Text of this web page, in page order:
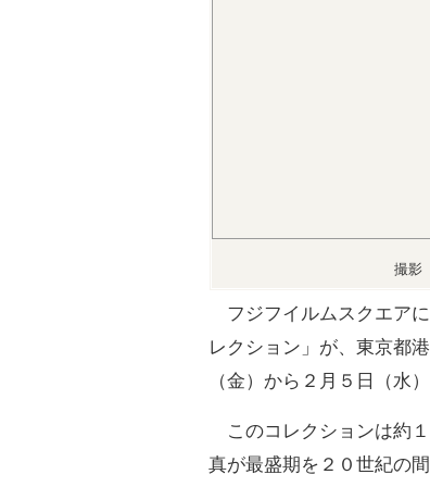
撮影
フジフイルムスクエア
レクション」が、東京都
（金）から２月５日（水
このコレクションは約
真が最盛期を２０世紀の